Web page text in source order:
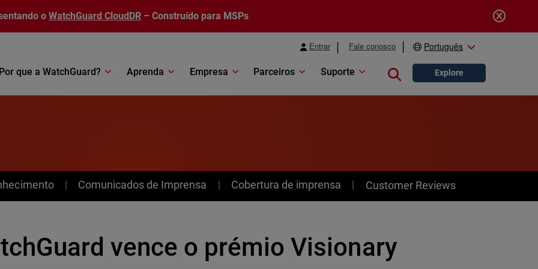
o WatchGuard CloudDR – Construído para MSPs
Entrar Fale conosco Português
Por que a WatchGuard? Aprenda Empresa Parceiros Suporte Close search
Explore
Comunicados de Imprensa Cobertura de imprensa Customer Reviews
vence o prémio Visionary